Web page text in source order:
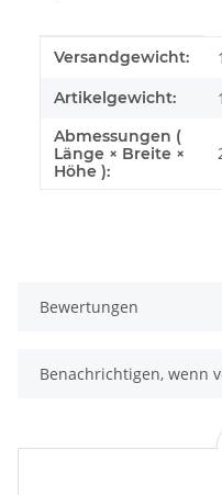
Produkteigenschaft
Wert
Versandgewicht:
Artikelgewicht:
Abmessungen (
Länge × Breite ×
Höhe ):
Bewertungen
Benachrichtigen, wenn